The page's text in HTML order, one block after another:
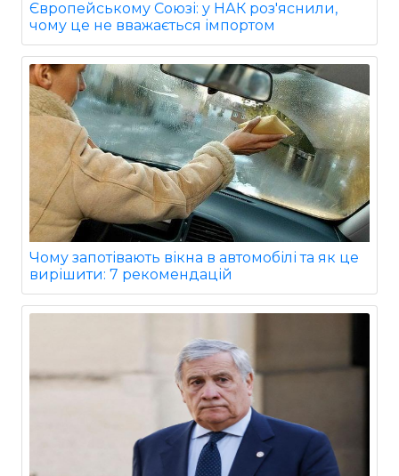
Європейському Союзі: у НАК роз'яснили,
чому це не вважається імпортом
Чому запотівають вікна в автомобілі та як це
вирішити: 7 рекомендацій